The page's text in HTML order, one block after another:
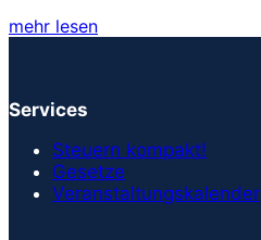
mehr lesen
Services
Steuern kompakt!
Gesetze
Veranstaltungskalender